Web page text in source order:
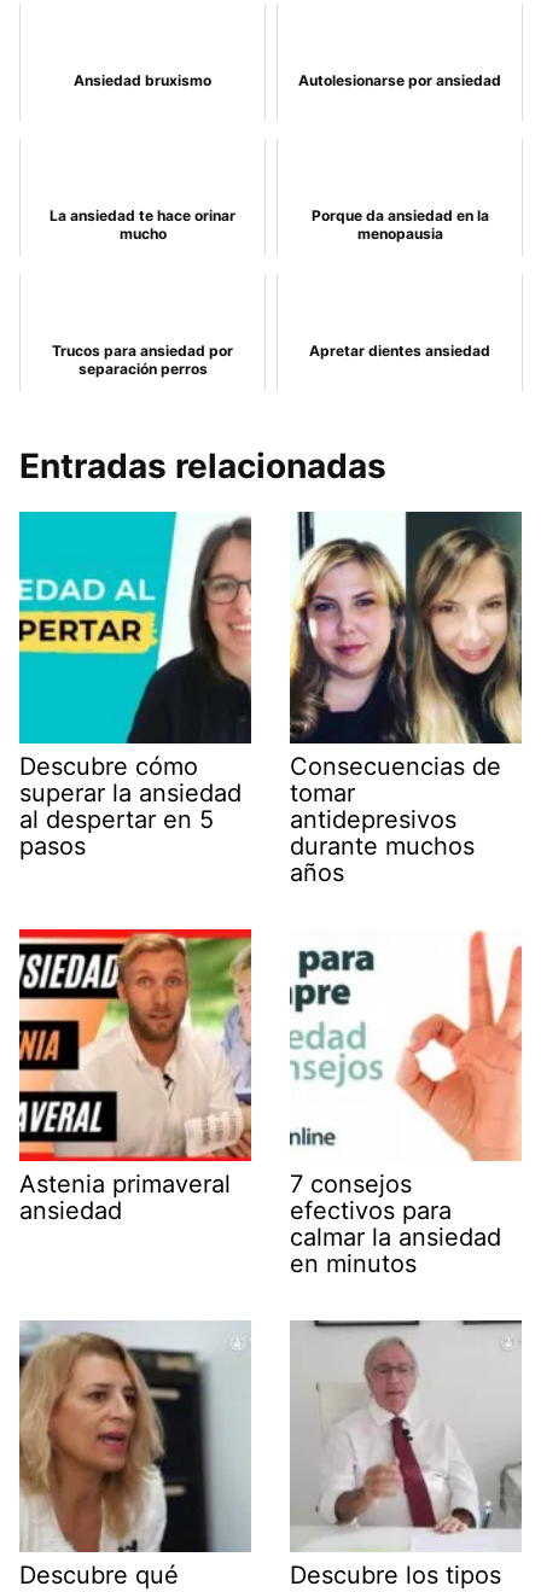
Ansiedad bruxismo Autolesionarse por ansiedad
La ansiedad te hace orinar
mucho
Porque da ansiedad en la
menopausia
Trucos para ansiedad por
separación perros
Apretar dientes ansiedad
Entradas relacionadas
Descubre cómo
superar la ansiedad
al despertar en 5
pasos
Consecuencias de
tomar
antidepresivos
durante muchos
años
Astenia primaveral
ansiedad
7 consejos
efectivos para
calmar la ansiedad
en minutos
Descubre qué
Descubre los tipos